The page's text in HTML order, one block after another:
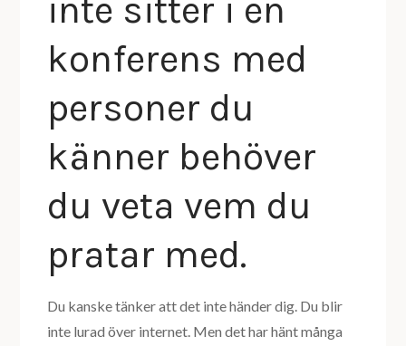
inte sitter i en
konferens med
personer du
känner behöver
du veta vem du
pratar med.
Du kanske tänker att det inte händer dig. Du blir
inte lurad över internet. Men det har hänt många